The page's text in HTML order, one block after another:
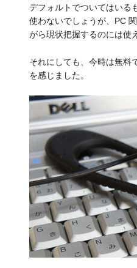
デフォルトでついてはいる
使わないでしょうが、PC
がら現状把握するのには使
それにしても、今時は無料
を感じました。